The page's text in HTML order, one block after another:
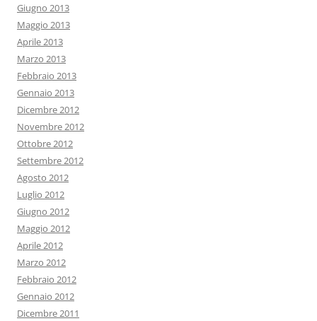
Giugno 2013
Maggio 2013
Aprile 2013
Marzo 2013
Febbraio 2013
Gennaio 2013
Dicembre 2012
Novembre 2012
Ottobre 2012
Settembre 2012
Agosto 2012
Luglio 2012
Giugno 2012
Maggio 2012
Aprile 2012
Marzo 2012
Febbraio 2012
Gennaio 2012
Dicembre 2011